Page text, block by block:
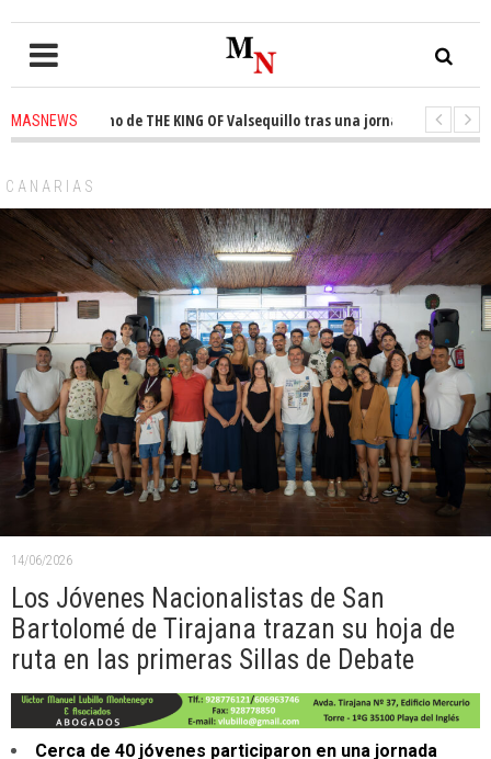
MASNEWS
trono de THE KING OF Valsequillo tras una jornada de baloncesto
CANARIAS
14/06/2026
Los Jóvenes Nacionalistas de San
Bartolomé de Tirajana trazan su hoja de
ruta en las primeras Sillas de Debate
Cerca de 40 jóvenes participaron en una jornada